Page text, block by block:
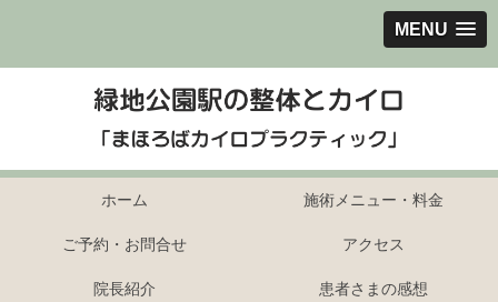
MENU
ホーム 施術メニュー・料金
ご予約・お問合せ アクセス
院長紹介 患者さまの感想